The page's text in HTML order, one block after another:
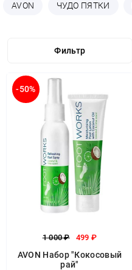
AVON ЧУДО ПЯТКИ
Фильтр
-50%
1 000 ₽ 499 ₽
AVON Набор "Кокосовый
рай"